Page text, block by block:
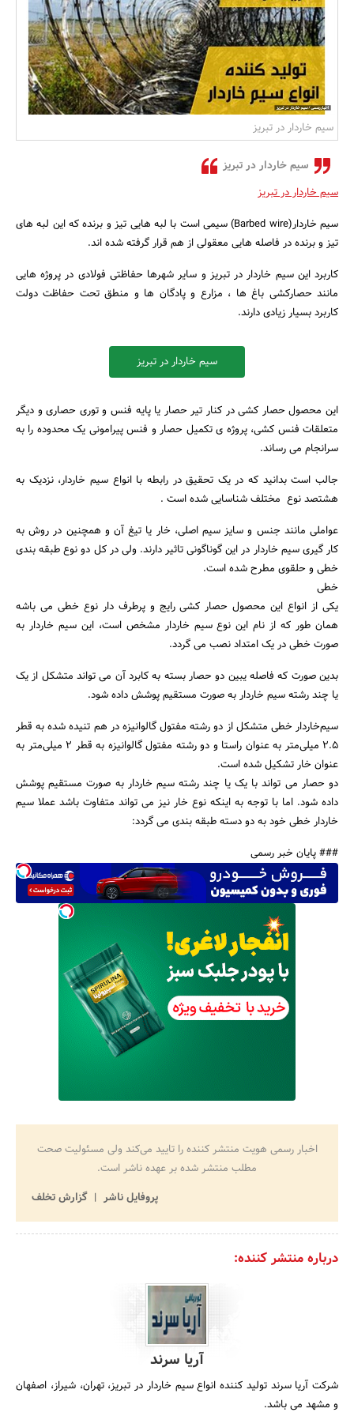
بانک، بیمه و سرمایه
مسکن و ساختمان
جستجو
سیم خاردار در تبریز
سیم خاردار در تبریز
سیم خاردار در تبریز
سیم خاردار(Barbed wire) سیمی است با لبه هایی تیز و برنده که این لبه های
تیز و برنده در فاصله هایی معقولی از هم قرار گرفته شده اند.
کاربرد این سیم خاردار در تبریز و سایر شهرها حفاظتی فولادی در پروژه هایی
مانند حصارکشی باغ ها ، مزارع و پادگان ها و منطق تحت حفاظت دولت
کاربرد بسیار زیادی دارند.
سیم خاردار در تبریز
این محصول حصار کشی در کنار تیر حصار یا پایه فنس و توری حصاری و دیگر
متعلقات فنس کشی، پروژه ی تکمیل حصار و فنس پیرامونی یک محدوده را به
سرانجام می رساند.
جالب است بدانید که در یک تحقیق در رابطه با انواع سیم خاردار، نزدیک به
هشتصد نوع مختلف شناسایی شده است .
عواملی مانند جنس و سایز سیم اصلی، خار یا تیغ آن و همچنین در روش به
کار گیری سیم خاردار در این گوناگونی تاثیر دارند. ولی در کل دو نوع طبقه بندی
خطی و حلقوی مطرح شده است.
خطی
یکی از انواع این محصول حصار کشی رایج و پرطرف دار نوع خطی می باشه
همان طور که از نام این نوع سیم خاردار مشخص است، این سیم خاردار به
صورت خطی در یک امتداد نصب می گردد.
بدین صورت که فاصله یبین دو حصار بسته به کابرد آن می تواند متشکل از یک
یا چند رشته سیم خاردار به صورت مستقیم پوشش داده شود.
سیم‌خاردار خطی متشکل از دو رشته مفتول گالوانیزه در هم تنیده شده به قطر
۲.۵ میلی‌متر به عنوان راستا و دو رشته مفتول گالوانیزه به قطر ۲ میلی‌متر به
عنوان خار تشکیل شده است.
دو حصار می تواند با یک یا چند رشته سیم خاردار به صورت مستقیم پوشش
داده شود. اما با توجه به اینکه نوع خار نیز می تواند متفاوت باشد عملا سیم
خاردار خطی خود به دو دسته طبقه بندی می گردد:
### پایان خبر رسمی
اخبار رسمی هویت منتشر کننده را تایید می‌کند ولی مسئولیت صحت
مطلب منتشر شده بر عهده ناشر است.
پروفایل ناشر
گزارش تخلف
درباره منتشر کننده:
آریا سرند
شرکت آریا سرند تولید کننده انواع سیم خاردار در تبریز، تهران، شیراز، اصفهان
و مشهد می باشد.